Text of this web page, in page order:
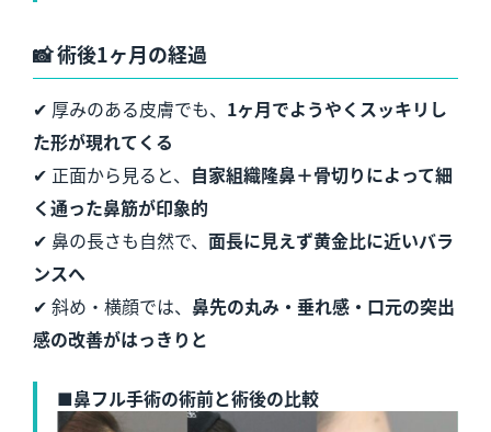
📸術後1ヶ月の経過
✔ 厚みのある皮膚でも、 1ヶ月でようやくスッキリし
た形が現れてくる
✔ 正面から見ると、 自家組織隆鼻＋骨切りによって細
く通った鼻筋が印象的
✔ 鼻の長さも自然で、 面長に見えず黄金比に近いバラ
ンスへ
✔ 斜め・横顔では、 鼻先の丸み・垂れ感・口元の突出
感の改善がはっきりと
■鼻フル手術の術前と術後の比較